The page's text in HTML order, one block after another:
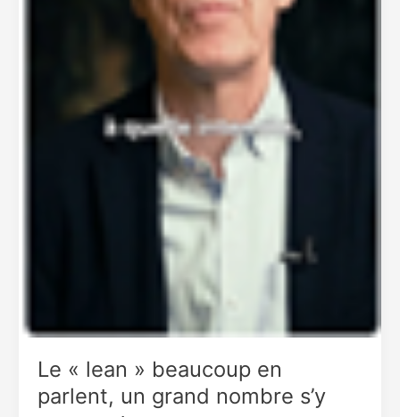
Le « lean » beaucoup en
parlent, un grand nombre s’y